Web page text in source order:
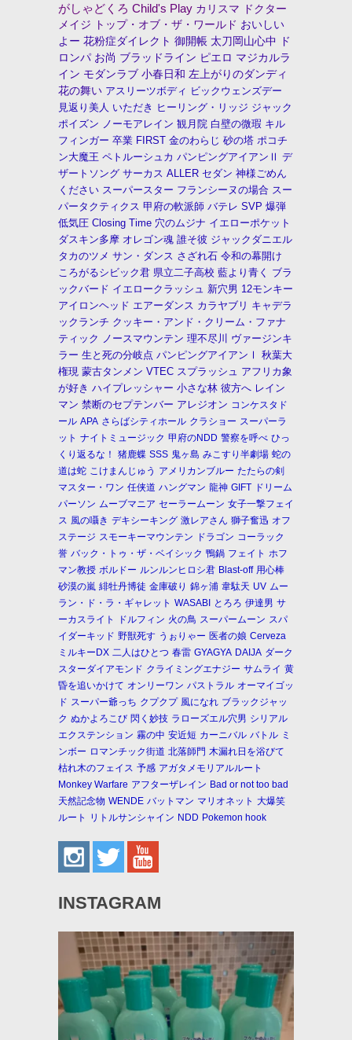
がしゃどくろ Child's Play カリスマ
ドクター
メイジ
トップ・オブ・ザ・ワールド おいしい
よー 花粉症ダイレクト 御開帳 太刀岡山心中
ド
ロンパ お尚 ブラッドライン ピエロ マジカルラ
イン モダンラブ 小春日和 左上がりのダンディ
花の舞い アスリーツボディ ビックウェンズデー
見返り美人 いただき ヒーリング・リッジ ジャック
ポイズン ノーモアレイン 観月院 白壁の微瑕 キル
フィンガー 卒業 FIRST 金のわらじ 砂の塔 ポコチ
ン大魔王 ペトルーシュカ パンピングアイアンⅡ デ
ザートソング サーカス ALLER セダン 神様ごめん
ください スーパースター フランシーヌの場合 スー
パータクティクス 甲府の軟派師 バテレ SVP 爆弾
低気圧 Closing Time 穴のムジナ イエローポケット
ダスキン多摩 オレゴン魂 誰そ彼 ジャックダニエル
タカのツメ サン・ダンス さざれ石 令和の幕開け
ころがるシビック君 県立二子高校 藍より青く ブラ
ックバード イエロークラッシュ 新穴男 12モンキー
アイロンヘッド エアーダンス カラヤブリ キャデラ
ックランチ クッキー・アンド・クリーム・ファナ
ティック ノースマウンテン 理不尽川
ヴァージンキ
ラー 生と死の分岐点 パンピングアイアンⅠ
秋葉大
権現 蒙古タンメン VTEC スプラッシュ アフリカ象
が好き ハイプレッシャー 小さな林 彼方へ レイン
マン 禁断のセプテンバー アレジオン コンケスタド
ール APA さらばシティホール クラショー スーパーラ
ット ナイトミュージック 甲府のNDD 警察を呼べ ひっ
くり返るな！
猪鹿蝶 SSS 鬼ヶ島 みこすり半劇場 蛇の
道は蛇 こけまんじゅう アメリカンブルー たたらの剣
マスター・ワン 任侠道 ハングマン 龍神 GIFT ドリーム
パーソン ムーブマニア セーラームーン 女子一撃フェイ
ス 風の囁き デキシーキング 激レアさん 獅子奮迅 オフ
ステージ スモーキーマウンテン ドラゴン コーラック
誉 バック・トゥ・ザ・ベイシック 鴨鍋 フェイト ホフ
マン教授 ボルドー ルンルンヒロシ君 Blast-off 用心棒
砂漠の嵐 緋牡丹博徒 金庫破り 錦ヶ浦 韋駄天 UV ムー
ラン・ド・ラ・ギャレット WASABI とろろ 伊達男 サ
ーカスライト
ドルフィン 火の鳥 スーパームーン スパ
イダーキッド 野獣死す うぉりゃー 医者の娘 Cerveza
ミルキーDX 二人はひとつ 春雷 GYAGYA DAIJA ダーク
スターダイアモンド クライミングエナジー サムライ 黄
昏を追いかけて オンリーワン パストラル オーマイゴッ
ド スーパー爺っち クプクプ 風になれ ブラックジャッ
ク ぬかよろこび 閃く妙技 ラローズエル穴男 シリアル
エクステンション 霧の中 安近短 カーニバル バトル ミ
ンボー ロマンチック街道 北落師門 木漏れ日を浴びて
枯れ木のフェイス 予感 アガタメモリアルルート
Monkey Warfare アフターザレイン Bad or not too bad
天然記念物 WENDE バットマン マリオネット 大爆笑
ルート
リトルサンシャイン NDD Pokemon hook
INSTAGRAM